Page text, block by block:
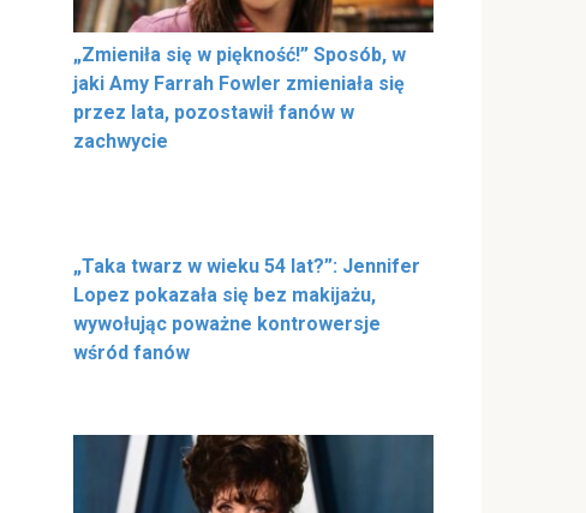
„Zmieniła się w piękność!” Sposób, w
jaki Amy Farrah Fowler zmieniała się
przez lata, pozostawił fanów w
zachwycie
„Taka twarz w wieku 54 lat?”: Jennifer
Lopez pokazała się bez makijażu,
wywołując poważne kontrowersje
wśród fanów